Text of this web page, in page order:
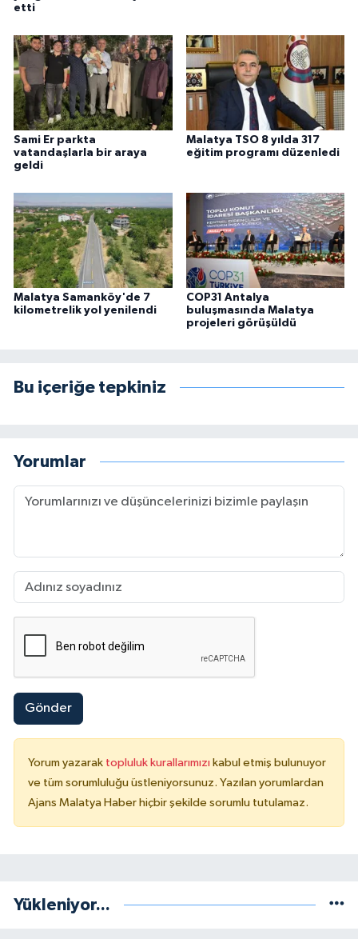
etti
Sami Er parkta
vatandaşlarla bir araya
geldi
Malatya TSO 8 yılda 317
eğitim programı düzenledi
Malatya Samanköy'de 7
kilometrelik yol yenilendi
COP31 Antalya
buluşmasında Malatya
projeleri görüşüldü
Bu içeriğe tepkiniz
Yorumlar
Gönder
Yorum yazarak topluluk kurallarımızı kabul etmiş bulunuyor
ve tüm sorumluluğu üstleniyorsunuz. Yazılan yorumlardan
Ajans Malatya Haber hiçbir şekilde sorumlu tutulamaz.
Yükleniyor...